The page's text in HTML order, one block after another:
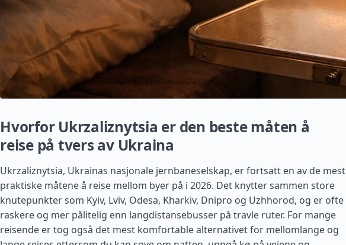
Hvorfor Ukrzaliznytsia er den beste måten å
reise på tvers av Ukraina
Ukrzaliznytsia, Ukrainas nasjonale jernbaneselskap, er fortsatt en av de mest
praktiske måtene å reise mellom byer på i 2026. Det knytter sammen store
knutepunkter som Kyiv, Lviv, Odesa, Kharkiv, Dnipro og Uzhhorod, og er ofte
raskere og mer pålitelig enn langdistansebusser på travle ruter. For mange
reisende er tog også det mest komfortable alternativet for mellomlange og